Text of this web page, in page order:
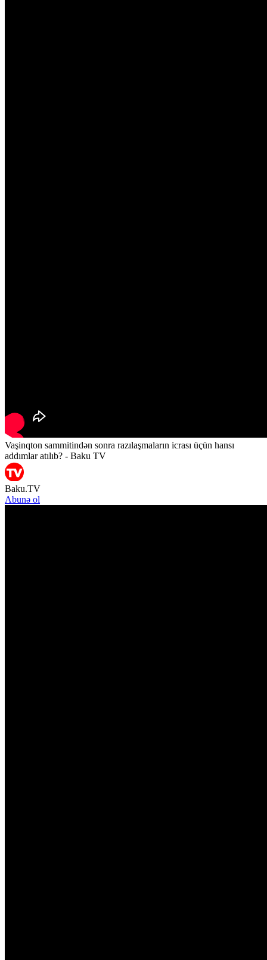
Vaşinqton sammitindən sonra razılaşmaların icrası üçün hansı
addımlar atılıb? - Baku TV
Baku.TV
Abunə ol